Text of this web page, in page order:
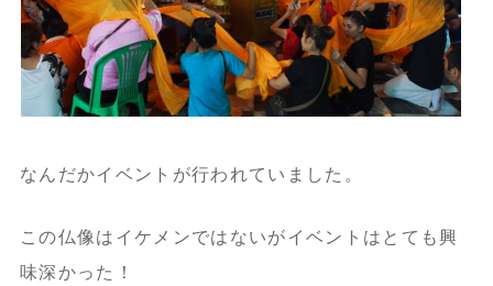
なんだかイベントが行われていました。
この仏像はイケメンではないがイベントはとても興
味深かった！